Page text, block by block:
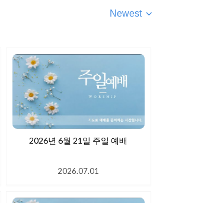
Newest
2026년 6월 21일 주일 예배
2026.07.01